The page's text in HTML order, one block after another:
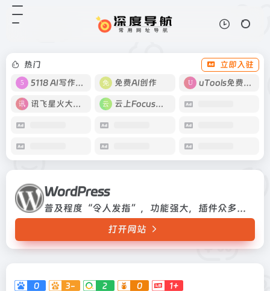
热门
立即入驻
5118 AI写作工具
免费AI创作 uTools免费工具箱
讯飞星火大模型 云上Focus接码
WordPress
普及程度“令人发指”，功能强大，插件众多，易于扩充
打开网站
0 3- 2 0 1+